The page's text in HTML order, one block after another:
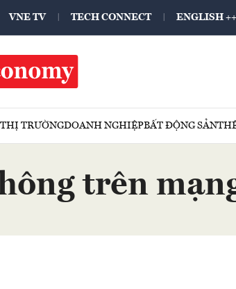
VNE TV TECH CONNECT ENGLISH ++
THỊ TRƯỜNGDOANH NGHIỆPBẤT ĐỘNG SẢN
trên